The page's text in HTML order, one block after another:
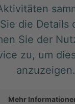
die Details
Sie der
zu, um
anzuzeigen.
Mehr